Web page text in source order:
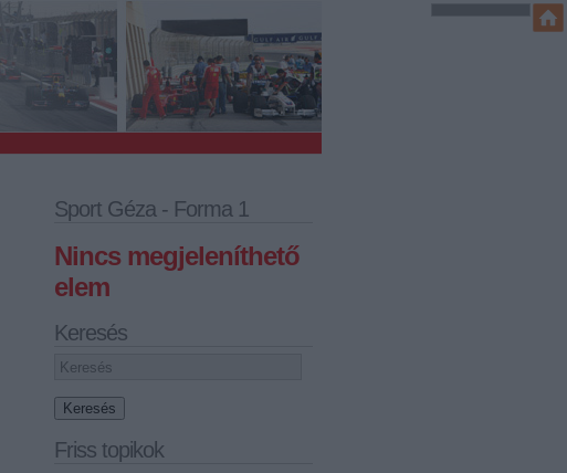
Sport Géza - Forma 1
Nincs megjeleníthető
elem
Keresés
Friss topikok